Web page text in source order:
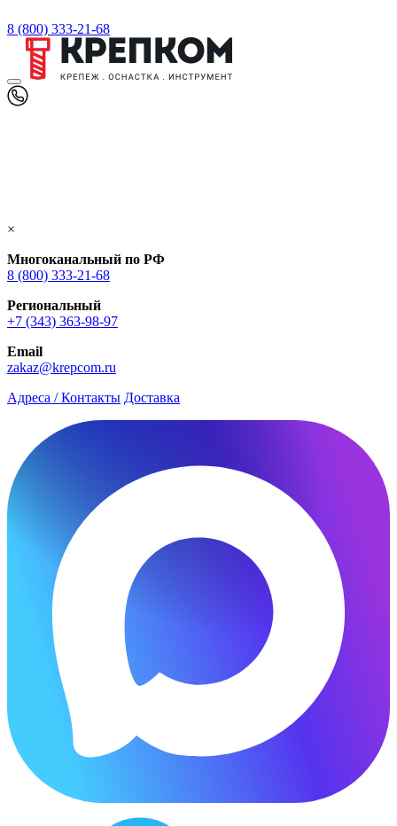
8 (800) 333-21-68
×
Многоканальный по РФ
8 (800) 333‑21-68
Региональный
+7 (343) 363-98-97
Email
zakaz@krepcom.ru
Адреса / Контакты Доставка